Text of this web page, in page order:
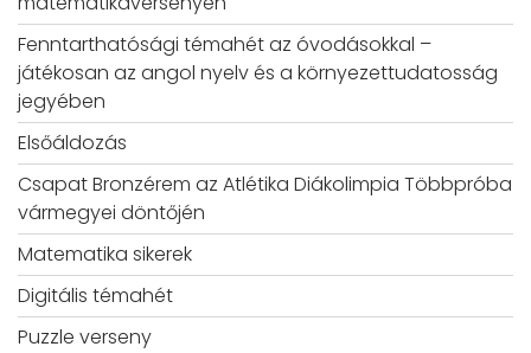
Fenntarthatósági témahét az óvodásokkal –
játékosan az angol nyelv és a környezettudatosság
jegyében
Elsőáldozás
Csapat Bronzérem az Atlétika Diákolimpia Többpróba
vármegyei döntőjén
Matematika sikerek
Digitális témahét
Puzzle verseny